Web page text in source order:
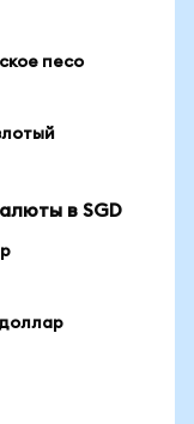
песо
в SGD